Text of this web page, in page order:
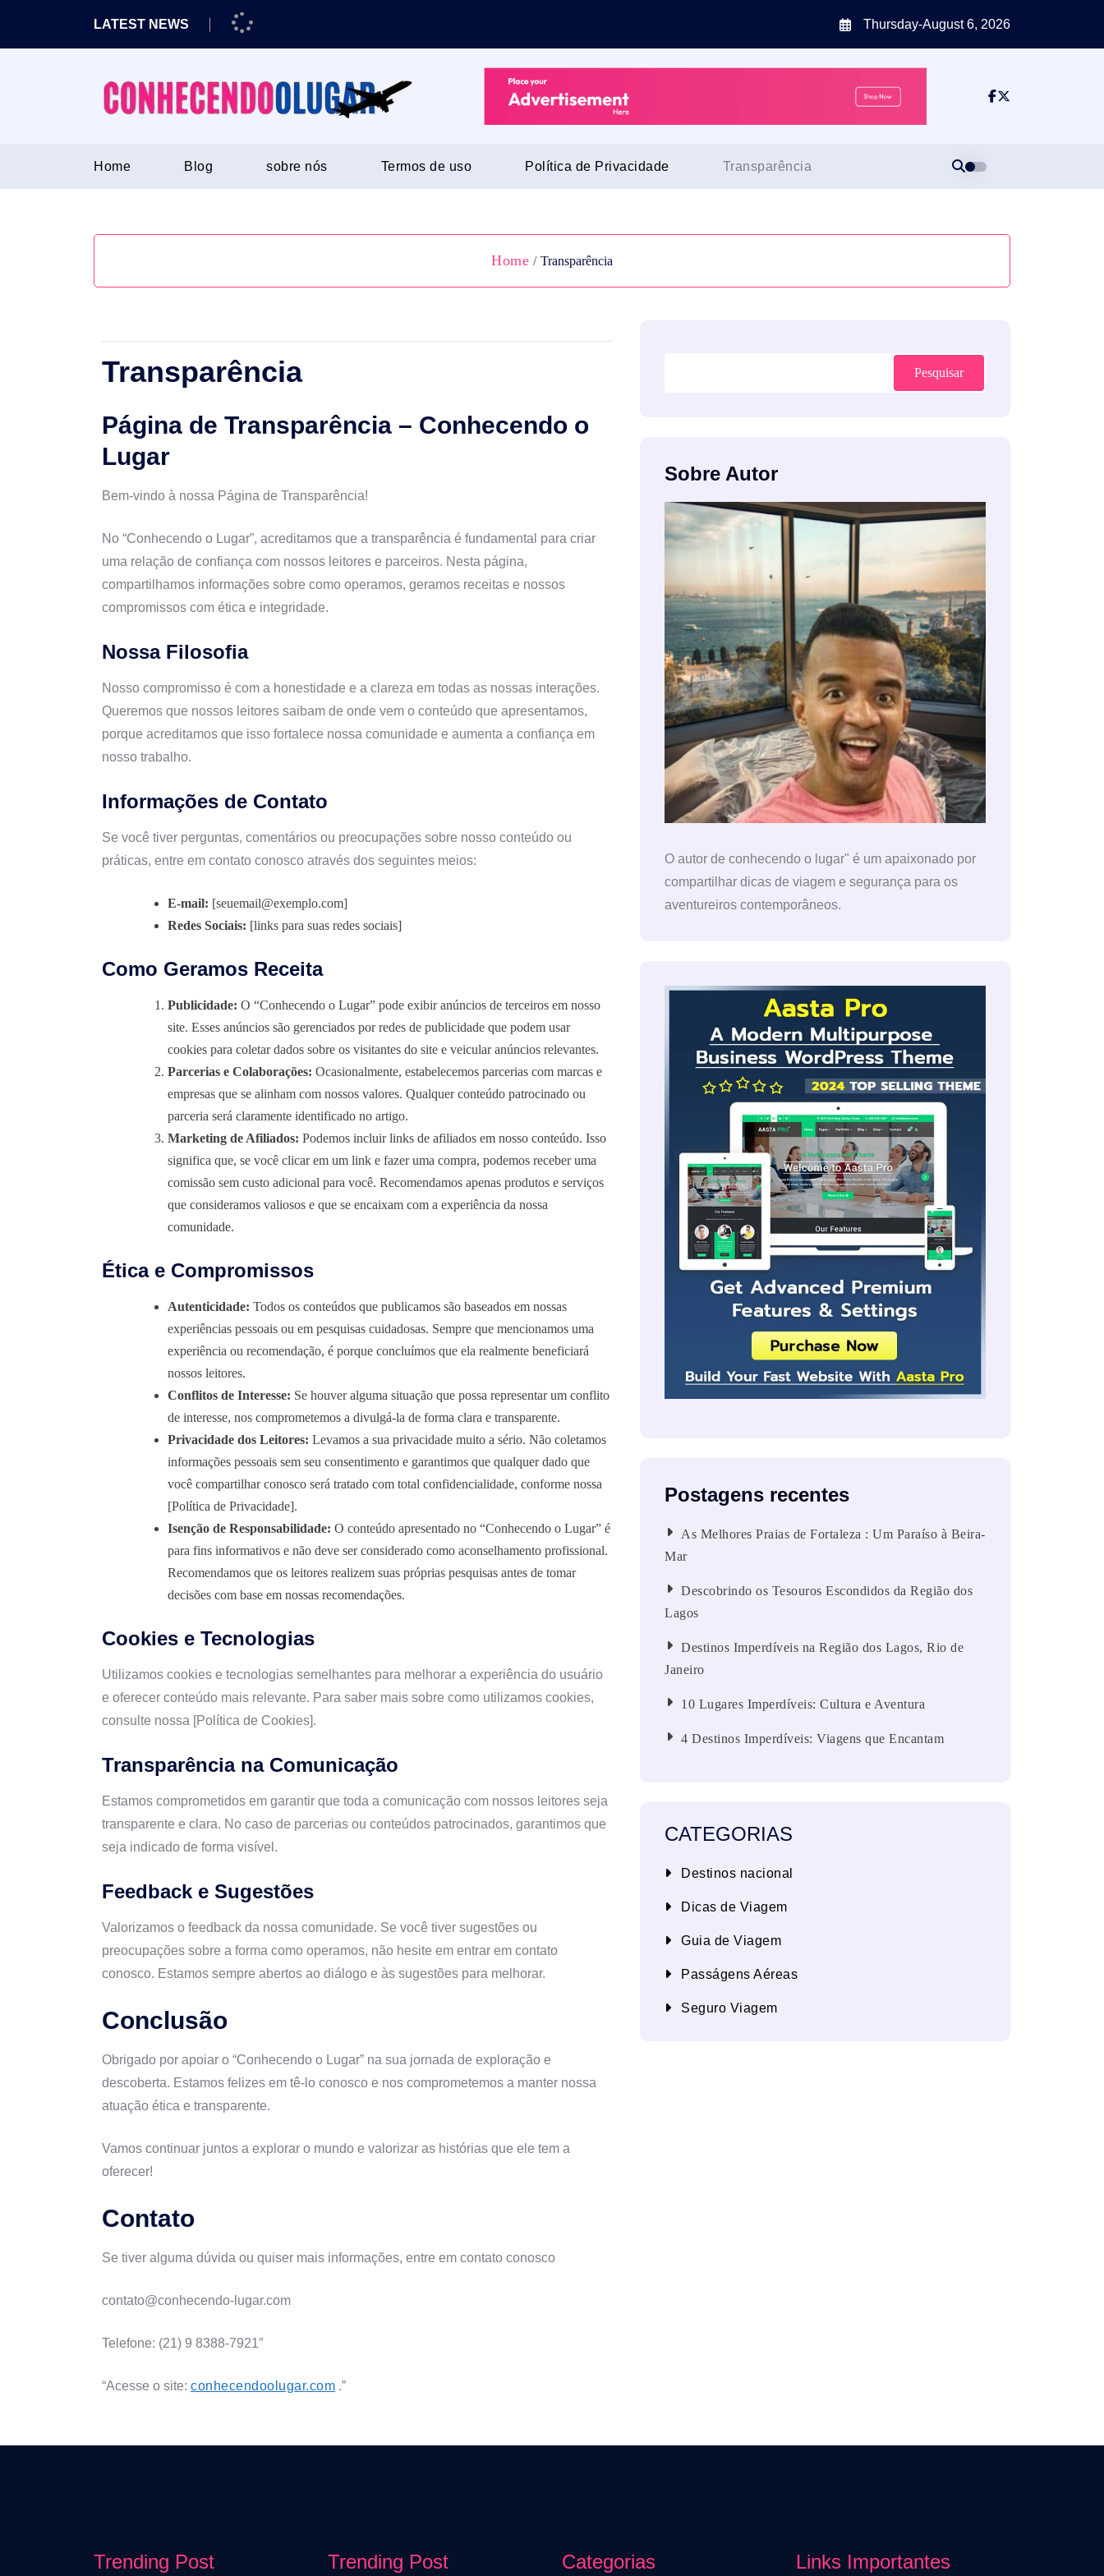
LATEST NEWS Thursday-August 6, 2026
Home Blog sobre nós Termos de uso Política de Privacidade Transparência
Home / Transparência
Transparência
Página de Transparência – Conhecendo o
Lugar
Bem-vindo à nossa Página de Transparência!
No “Conhecendo o Lugar”, acreditamos que a transparência é fundamental para criar
uma relação de confiança com nossos leitores e parceiros. Nesta página,
compartilhamos informações sobre como operamos, geramos receitas e nossos
compromissos com ética e integridade.
Nossa Filosofia
Nosso compromisso é com a honestidade e a clareza em todas as nossas interações.
Queremos que nossos leitores saibam de onde vem o conteúdo que apresentamos,
porque acreditamos que isso fortalece nossa comunidade e aumenta a confiança em
nosso trabalho.
Informações de Contato
Se você tiver perguntas, comentários ou preocupações sobre nosso conteúdo ou
práticas, entre em contato conosco através dos seguintes meios:
E-mail: [seuemail@exemplo.com]
Redes Sociais: [links para suas redes sociais]
Como Geramos Receita
Publicidade: O “Conhecendo o Lugar” pode exibir anúncios de terceiros em nosso
site. Esses anúncios são gerenciados por redes de publicidade que podem usar
cookies para coletar dados sobre os visitantes do site e veicular anúncios relevantes.
Parcerias e Colaborações: Ocasionalmente, estabelecemos parcerias com marcas e
empresas que se alinham com nossos valores. Qualquer conteúdo patrocinado ou
parceria será claramente identificado no artigo.
Marketing de Afiliados: Podemos incluir links de afiliados em nosso conteúdo. Isso
significa que, se você clicar em um link e fazer uma compra, podemos receber uma
comissão sem custo adicional para você. Recomendamos apenas produtos e serviços
que consideramos valiosos e que se encaixam com a experiência da nossa
comunidade.
Ética e Compromissos
Autenticidade: Todos os conteúdos que publicamos são baseados em nossas
experiências pessoais ou em pesquisas cuidadosas. Sempre que mencionamos uma
experiência ou recomendação, é porque concluímos que ela realmente beneficiará
nossos leitores.
Conflitos de Interesse: Se houver alguma situação que possa representar um conflito
de interesse, nos comprometemos a divulgá-la de forma clara e transparente.
Privacidade dos Leitores: Levamos a sua privacidade muito a sério. Não coletamos
informações pessoais sem seu consentimento e garantimos que qualquer dado que
você compartilhar conosco será tratado com total confidencialidade, conforme nossa
[Política de Privacidade].
Isenção de Responsabilidade: O conteúdo apresentado no “Conhecendo o Lugar” é
para fins informativos e não deve ser considerado como aconselhamento profissional.
Recomendamos que os leitores realizem suas próprias pesquisas antes de tomar
decisões com base em nossas recomendações.
Cookies e Tecnologias
Utilizamos cookies e tecnologias semelhantes para melhorar a experiência do usuário
e oferecer conteúdo mais relevante. Para saber mais sobre como utilizamos cookies,
consulte nossa [Política de Cookies].
Transparência na Comunicação
Estamos comprometidos em garantir que toda a comunicação com nossos leitores seja
transparente e clara. No caso de parcerias ou conteúdos patrocinados, garantimos que
seja indicado de forma visível.
Feedback e Sugestões
Valorizamos o feedback da nossa comunidade. Se você tiver sugestões ou
preocupações sobre a forma como operamos, não hesite em entrar em contato
conosco. Estamos sempre abertos ao diálogo e às sugestões para melhorar.
Conclusão
Obrigado por apoiar o “Conhecendo o Lugar” na sua jornada de exploração e
descoberta. Estamos felizes em tê-lo conosco e nos comprometemos a manter nossa
atuação ética e transparente.
Vamos continuar juntos a explorar o mundo e valorizar as histórias que ele tem a
oferecer!
Contato
Se tiver alguma dúvida ou quiser mais informações, entre em contato conosco
contato@conhecendo-lugar.com
Telefone: (21) 9 8388-7921″
“Acesse o site: conhecendoolugar.com .”
Pesquisar
Sobre Autor
O autor de conhecendo o lugar" é um apaixonado por
compartilhar dicas de viagem e segurança para os
aventureiros contemporâneos.
Postagens recentes
As Melhores Praias de Fortaleza : Um Paraíso à Beira-
Mar
Descobrindo os Tesouros Escondidos da Região dos
Lagos
Destinos Imperdíveis na Região dos Lagos, Rio de
Janeiro
10 Lugares Imperdíveis: Cultura e Aventura
4 Destinos Imperdíveis: Viagens que Encantam
CATEGORIAS
Destinos nacional
Dicas de Viagem
Guia de Viagem
Passágens Aéreas
Seguro Viagem
Trending Post Trending Post Categorias Links Importantes